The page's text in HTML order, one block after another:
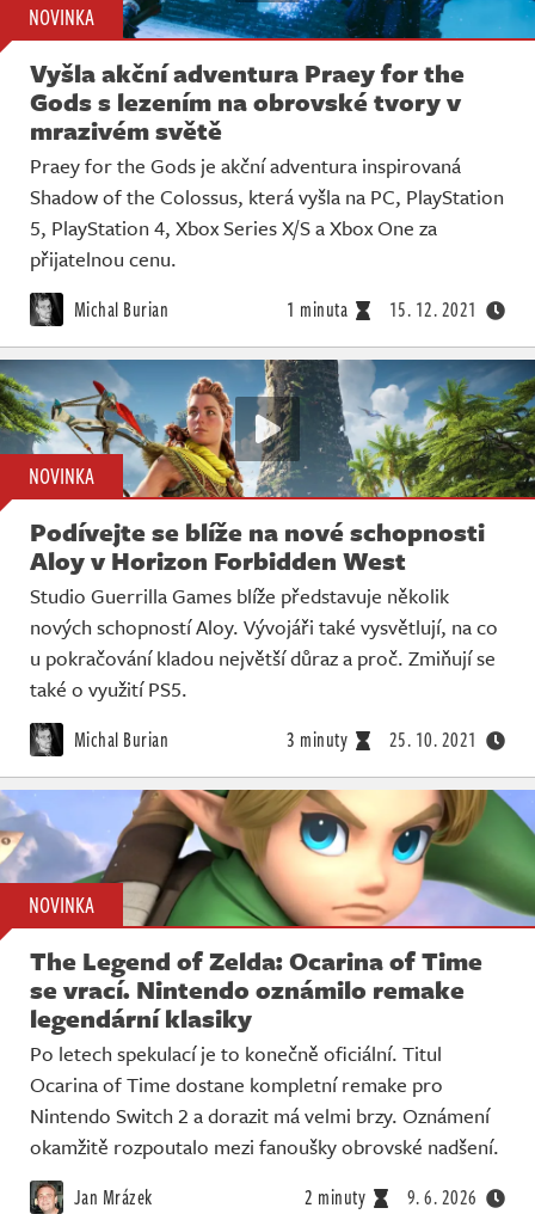
NOVINKA
Vyšla akční adventura Praey for the
Gods s lezením na obrovské tvory v
mrazivém světě
Praey for the Gods je akční adventura inspirovaná
Shadow of the Colossus, která vyšla na PC, PlayStation
5, PlayStation 4, Xbox Series X/S a Xbox One za
přijatelnou cenu.
Michal Burian 1 minuta 15. 12. 2021
NOVINKA
Podívejte se blíže na nové schopnosti
Aloy v Horizon Forbidden West
Studio Guerrilla Games blíže představuje několik
nových schopností Aloy. Vývojáři také vysvětlují, na co
u pokračování kladou největší důraz a proč. Zmiňují se
také o využití PS5.
Michal Burian 3 minuty 25. 10. 2021
NOVINKA
The Legend of Zelda: Ocarina of Time
se vrací. Nintendo oznámilo remake
legendární klasiky
Po letech spekulací je to konečně oficiální. Titul
Ocarina of Time dostane kompletní remake pro
Nintendo Switch 2 a dorazit má velmi brzy. Oznámení
okamžitě rozpoutalo mezi fanoušky obrovské nadšení.
Jan Mrázek 2 minuty 9. 6. 2026